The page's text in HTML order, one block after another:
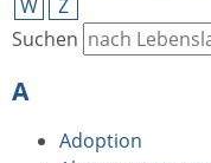
W
Z
Suchen
A
Adoption